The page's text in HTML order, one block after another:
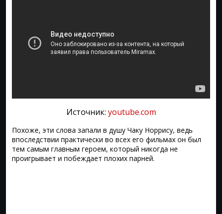
Источник: youtube.com
Похоже, эти слова запали в душу Чаку Норрису, ведь
впоследствии практически во всех его фильмах он был
тем самым главным героем, который никогда не
проигрывает и побеждает плохих парней.